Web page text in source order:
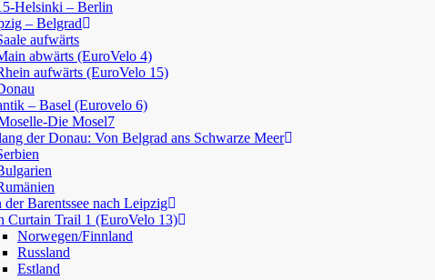
Helsinki – Berlin
– Belgrad
aufwärts
abwärts (EuroVelo 4)
aufwärts (EuroVelo 15)
– Basel (Eurovelo 6)
Die Mosel7
der Donau: Von Belgrad ans Schwarze Meer
der Barentssee nach Leipzig
Curtain Trail 1 (EuroVelo 13)
Norwegen/Finnland
Russland
Estland